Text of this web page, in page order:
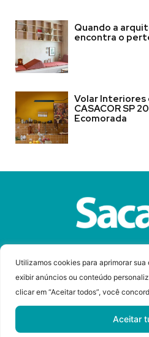
Utilizamos cookies para aprimorar
exibir anúncios ou conteúdo
clicar em “Aceitar todos”, você
Aceitar
Quando a
encontra o
Volar Interiores
CASACOR SP
Ecomorada
Desenvolvido